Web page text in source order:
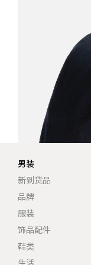
男装
新到货品
品牌
服装
饰品配件
鞋类
生活